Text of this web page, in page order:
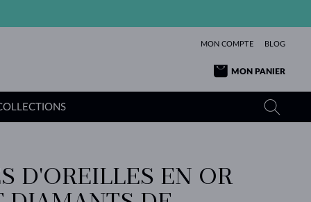
MON COMPTE BLOG
MON PANIER
OR JAUNE
TANZANITES
TOURMALINES
SAPHIRS
D'OREILLES EN OR